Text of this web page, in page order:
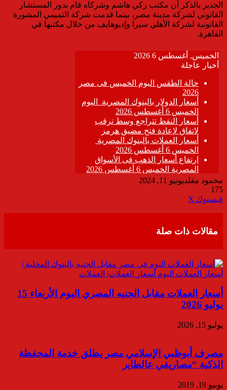
الجدير بالذكر أن مكتب زكي هاشم وشركاه قام بدور المستشار
القانوني لشركة مدينة مصر، بينما قدمت شركة التميمي المشورة
القانونية لشركة الأهلي سيرا وإديوهايف من خلال مكتبها في
القاهرة.
محمود مقلديونيو 11, 2024
175
فيسبوك ‫X
مقالات ذات صلة
أسعار العملات مقابل الجنيه المصري اليوم الأربعاء 15
يوليو 2026
يوليو 15, 2026
مصرف أبوظبي الإسلامي مصر يطلق خدمة المحفظة
الذكية “مصاريفي عالطاير
يونيو 19, 2019